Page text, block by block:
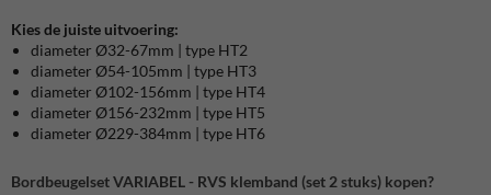
Kies de juiste uitvoering:
diameter Ø32-67mm | type HT2
diameter Ø54-105mm | type HT3
diameter Ø102-156mm | type HT4
diameter Ø156-232mm | type HT5
diameter Ø229-384mm | type HT6
Bordbeugelset VARIABEL - RVS klemband (set 2 stuks) kopen?